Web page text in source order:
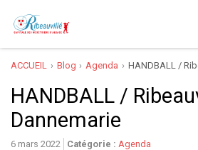
ACCUEIL Blog Agenda HANDBALL /
HANDBALL /
Dannemarie
6 mars 2022 Catégorie : Agenda